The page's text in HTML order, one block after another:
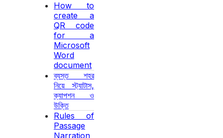
How to
create a
QR code
for a
Microsoft
Word
document
ব্যস্ত শহর
নিয়ে স্ট্যাটাস,
ক্যাপশন ও
উক্তি
Rules of
Passage
Narration